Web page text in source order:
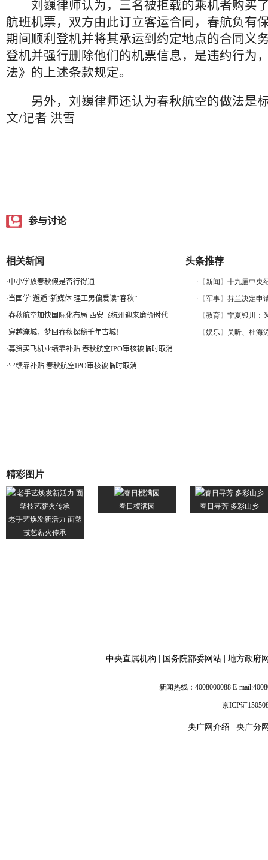
刘巍律师认为，三名被拒载的乘机者购买
航班机票，双方由此订立客运合同，春航负有
期间顺利登机并将其承运到约定地点的合同义
登机并强行删除他们的机票信息，是违约行为
法》的上述条款规定。
另外，刘巍律师还认为春秋航空的做法是
文/记者 洪雪
参与讨论
相关新闻
·中小学放春秋假是否行得通
·当国学“邂逅”新媒体 理工男偏爱读“春秋”
·春秋航空加快国际化布局 西安飞杭州迎来廉价时代
·穿越淹城，梦回春秋探秘千年古城！
·募资买飞机业绩靠补贴 春秋航空IPO审核被临时取消
·业绩靠补贴 春秋航空IPO审核被临时取消
头条推荐